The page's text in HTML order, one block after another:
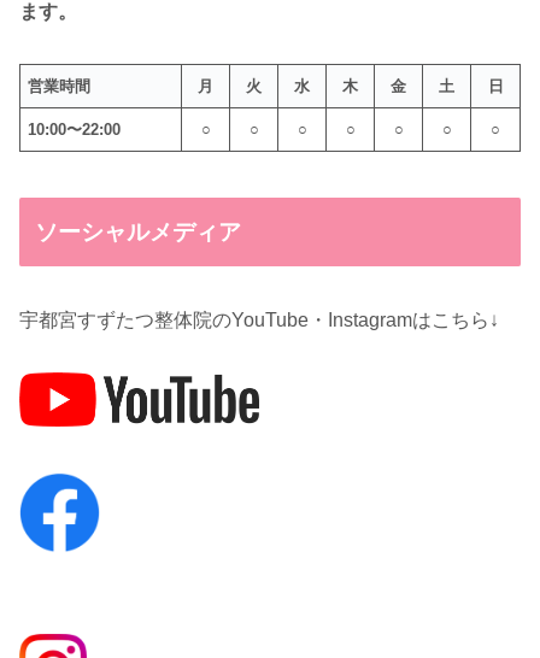
ます。
営業時間 月 火 水 木 金 土 日
10:00〜22:00 ○ ○ ○ ○ ○ ○ ○
ソーシャルメディア
宇都宮すずたつ整体院のYouTube・Instagramはこちら↓